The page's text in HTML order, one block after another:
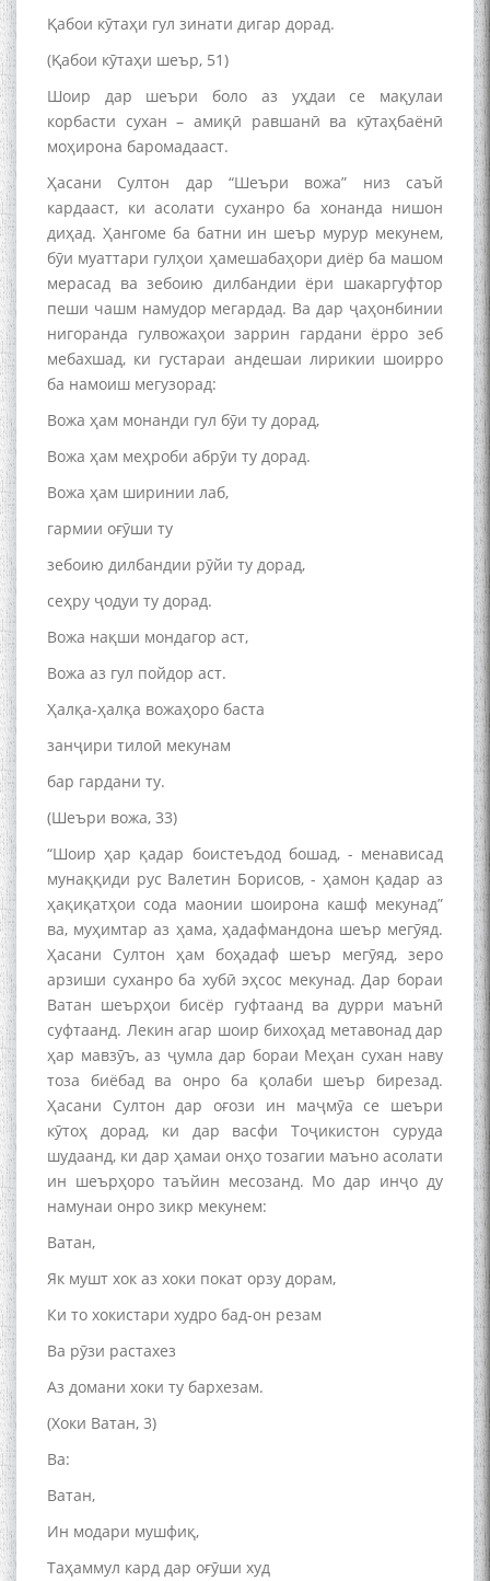
Қабои кӯтаҳи гул зинати дигар дорад.
(Қабои кӯтаҳи шеър, 51)
Шоир дар шеъри боло аз уҳдаи се мақулаи
корбасти сухан – амиқӣ равшанӣ ва кӯтаҳбаёнӣ
моҳирона баромадааст.
Ҳасани Султон дар “Шеъри вожа” низ саъй
кардааст, ки асолати суханро ба хонанда нишон
диҳад. Ҳангоме ба батни ин шеър мурур мекунем,
бӯи муаттари гулҳои ҳамешабаҳори диёр ба машом
мерасад ва зебоию дилбандии ёри шакаргуфтор
пеши чашм намудор мегардад. Ва дар ҷаҳонбинии
нигоранда гулвожаҳои заррин гардани ёрро зеб
мебахшад, ки густараи андешаи лирикии шоирро
ба намоиш мегузорад:
Вожа ҳам монанди гул бӯи ту дорад,
Вожа ҳам меҳроби абрӯи ту дорад.
Вожа ҳам ширинии лаб,
гармии оғӯши ту
зебоию дилбандии рӯйи ту дорад,
сеҳру ҷодуи ту дорад.
Вожа нақши мондагор аст,
Вожа аз гул пойдор аст.
Ҳалқа-ҳалқа вожаҳоро баста
занҷири тилоӣ мекунам
бар гардани ту.
(Шеъри вожа, 33)
“Шоир ҳар қадар боистеъдод бошад, - менависад
мунаққиди рус Валетин Борисов, - ҳамон қадар аз
ҳақиқатҳои сода маонии шоирона кашф мекунад”
ва, муҳимтар аз ҳама, ҳадафмандона шеър мегӯяд.
Ҳасани Султон ҳам боҳадаф шеър мегӯяд, зеро
арзиши суханро ба хубӣ эҳсос мекунад. Дар бораи
Ватан шеърҳои бисёр гуфтаанд ва дурри маънӣ
суфтаанд. Лекин агар шоир бихоҳад метавонад дар
ҳар мавзӯъ, аз ҷумла дар бораи Меҳан сухан наву
тоза биёбад ва онро ба қолаби шеър бирезад.
Ҳасани Султон дар оғози ин маҷмӯа се шеъри
кӯтоҳ дорад, ки дар васфи Тоҷикистон суруда
шудаанд, ки дар ҳамаи онҳо тозагии маъно асолати
ин шеърҳоро таъйин месозанд. Мо дар инҷо ду
намунаи онро зикр мекунем:
Ватан,
Як мушт хок аз хоки покат орзу дорам,
Ки то хокистари худро бад-он резам
Ва рӯзи растахез
Аз домани хоки ту бархезам.
(Хоки Ватан, 3)
Ва:
Ватан,
Ин модари мушфиқ,
Таҳаммул кард дар оғӯши худ